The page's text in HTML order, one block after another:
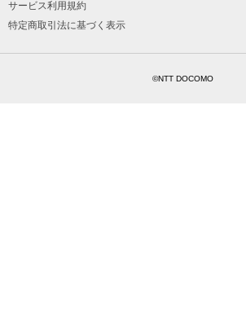
サービス利用規約
特定商取引法に基づく表示
©NTT DOCOMO